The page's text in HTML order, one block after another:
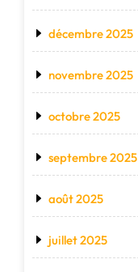
décembre 2025
novembre 2025
octobre 2025
septembre 2025
août 2025
juillet 2025